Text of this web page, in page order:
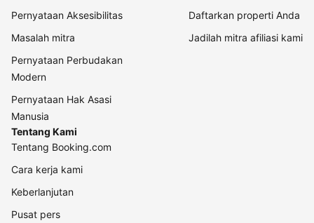
Pernyataan Aksesibilitas
Masalah mitra
Pernyataan Perbudakan
Modern
Pernyataan Hak Asasi
Manusia
Daftarkan properti Anda
Jadilah mitra afiliasi kami
Tentang Kami
Tentang Booking.com
Cara kerja kami
Keberlanjutan
Pusat pers